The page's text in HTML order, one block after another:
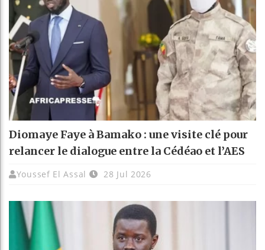
Diomaye Faye à Bamako : une visite clé pour
relancer le dialogue entre la Cédéao et l’AES
Youssef El Assal 28 Jul 2026